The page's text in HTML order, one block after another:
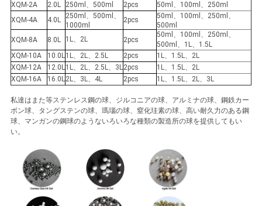
XQM-2A
2.0L 250ml、500ml 2pcs
50ml、100ml、250ml
XQM-4A
4.0L
250ml、500ml、
1000ml
2pcs
50ml、100ml、250ml、
500ml
XQM-8A
8.0L 1L、2L 2pcs
50ml、100ml、250ml、
500ml、1L、1.5L
XQM-10A
10.0L1L、2L、2.5L 2pcs
1L、1.5L、2L
XQM-12A
12.0L1L、2L、2.5L、3L2pcs
1L、1.5L、2L
XQM-16A
16.0L2L、3L、4L 2pcs 1L、1.5L、2L、3L
私達はまた等ステンレス鋼の球、ジルコニアの球、アルミナの球、鋼鉄カー
ボン球、タングステンの球、瑪瑙の球、窒化珪素の球、高い耐久力のある鋼
球、マンガンの鋼球のようないろいろな種類の製造所の球を提供してもい
い。